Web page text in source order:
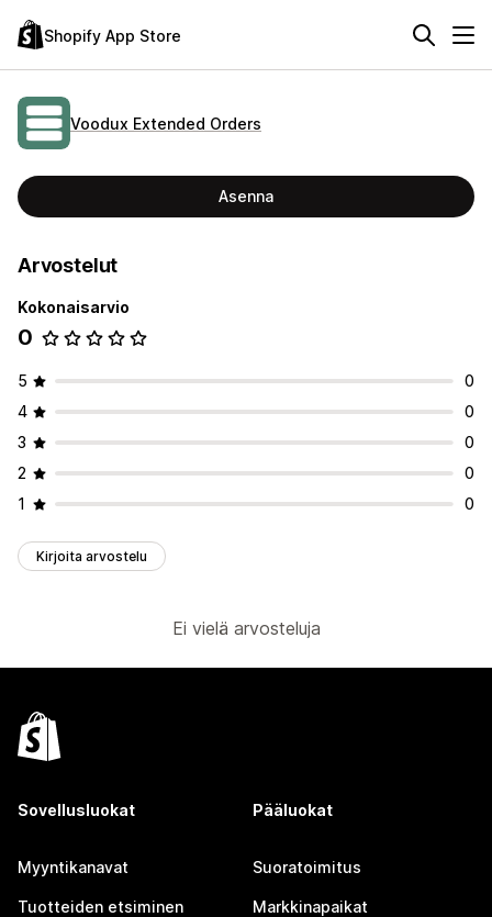
Shopify App Store
Voodux Extended Orders
Asenna
Arvostelut
Kokonaisarvio
0
5
0
4
0
3
0
2
0
1
0
Kirjoita arvostelu
Ei vielä arvosteluja
Sovellusluokat
Myyntikanavat
Tuotteiden etsiminen
Pääluokat
Suoratoimitus
Markkinapaikat